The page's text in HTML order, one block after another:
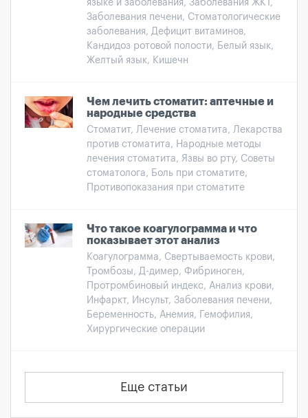
языке и заболевания, Заболевания ЖКТ,
Заболевания печени, Стоматологические
заболевания, Дефицит витаминов,
Кандидоз ротовой полости, Белый язык,
Желтый язык, Кишечн
Чем лечить стоматит: аптечные и
народные средства
Стоматит, Лечение стоматита, Лекарства
против стоматита, Народные методы
лечения стоматита, Язвы во рту, Советы
стоматолога, Боль при стоматите,
Противопоказания при стоматите
Что такое коагулограмма и что
показывает этот анализ
Коагулограмма, Свертываемость крови,
Тромбозы, Д-димер, Фибриноген,
Протромбиновый индекс, Анализ крови,
Инфаркт, Инсульт, Заболевания печени,
Беременность, Анемия, Гемофилия,
Хирургические операции
Еще статьи